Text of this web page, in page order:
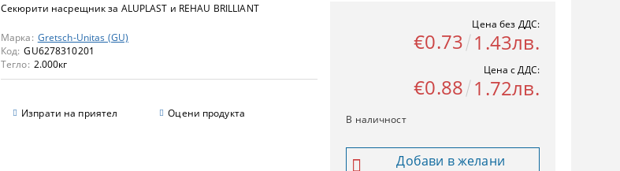
Секюрити насрещник за ALUPLAST и REHAU BRILLIANT
Марка: Gretsch-Unitas (GU)
Код: GU6278310201
Тегло: 2.000кг
Изпрати на приятел Оцени продукта
Цена без ДДС:
€0.73 1.43лв.
Цена с ДДС:
€0.88 1.72лв.
В наличност
Добави в желани